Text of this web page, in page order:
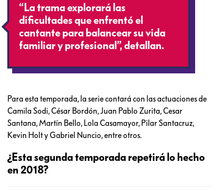
“La trama explorará las
dificultades que enfrentó el
cantante para balancear su vida
familiar y profesional”, detallan.
Para esta temporada, la serie contará con las actuaciones de
Camila Sodi, César Bordón, Juan Pablo Zurita, Cesar
Santana, Martín Bello, Lola Casamayor, Pilar Santacruz,
Kevin Holt y Gabriel Nuncio, entre otros.
¿Esta segunda temporada repetirá lo hecho
en 2018?